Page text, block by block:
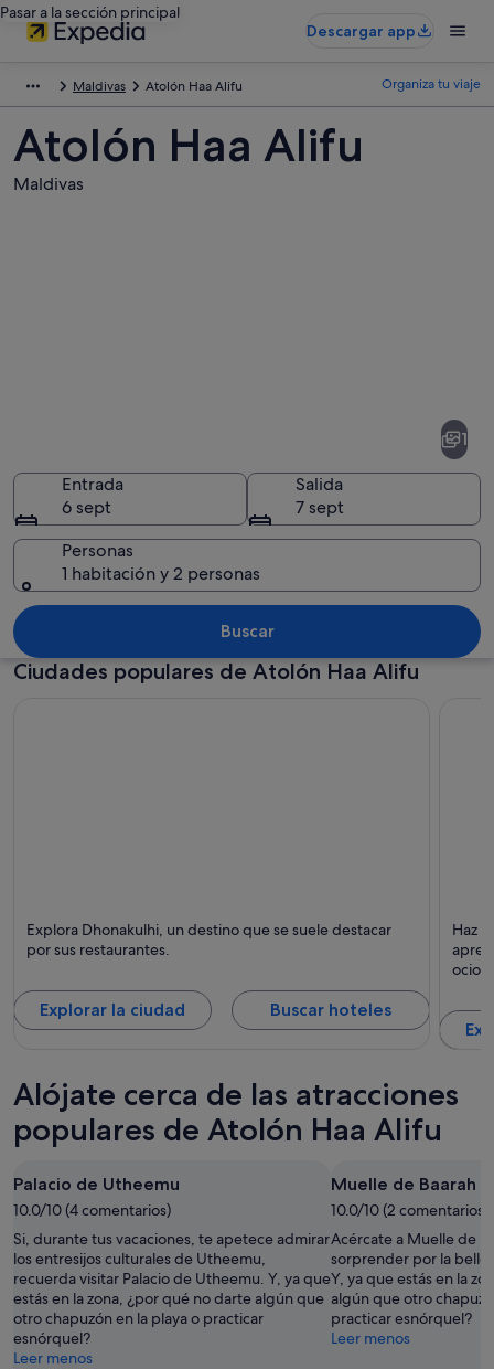
Pasar a la sección principal
Descargar app
Maldivas Atolón Haa Alifu Organiza tu viaje
Atolón Haa Alifu
Maldivas
Alifu
Un muelle que se adentra en aguas
1
Entrada
6 sept
Salida
7 sept
Personas
1 habitación y 2 personas
Buscar
Ciudades populares de Atolón Haa Alifu
Punto fuerte: Comidas
Explora Dhonakulhi, un destino que se suele destacar
por sus restaurantes.
Explorar la ciudad Buscar hoteles
Haz
ocio
Alójate cerca de las atracciones
populares de Atolón Haa Alifu
Palacio de Utheemu
10.0/10 (4 comentarios)
Si, durante tus vacaciones, te apetece admirar
los entresijos culturales de Utheemu,
recuerda visitar Palacio de Utheemu. Y, ya que
estás en la zona, ¿por qué no darte algún que
otro chapuzón en la playa o practicar
esnórquel?
Leer menos
Muelle de Baarah
10.0/10 (2 comentarios)
Acércate a Muelle de
sorprender por la
Y, ya que estás en la
algún que otro
practicar esnórquel?
Leer menos